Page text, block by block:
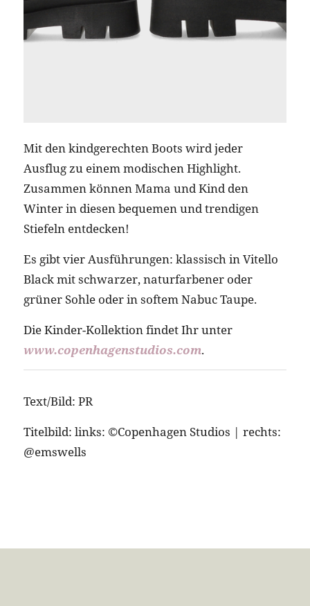
Mit den kindgerechten Boots wird jeder
Ausflug zu einem modischen Highlight.
Zusammen können Mama und Kind den
Winter in diesen bequemen und trendigen
Stiefeln entdecken!
Es gibt vier Ausführungen: klassisch in Vitello
Black mit schwarzer, naturfarbener oder
grüner Sohle oder in softem Nabuc Taupe.
Die Kinder-Kollektion findet Ihr unter
www.copenhagenstudios.com.
Text/Bild: PR
Titelbild: links: ©Copenhagen Studios | rechts:
@emswells